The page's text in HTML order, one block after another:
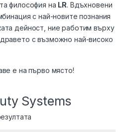
философия на LR. Вдъхновени
с най-новите познания
дейност, ние работим върху
с възможно най-високо
е на първо място!
Systems